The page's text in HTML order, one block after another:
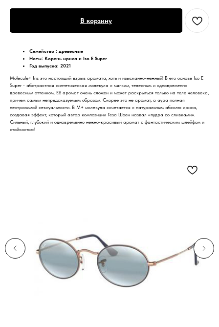
В корзину
Семейство : древесные
Ноты: Корень ириса и Iso E Super
Год выпуска: 2021
Molecule+ Iris это настоящий взрыв аромата, хоть и изысканно-нежный! В его основе Iso E
Super - абстрактная синтетическая молекула с мягким, телесным и одновременно
древесным оттенком. Её аромат очень сложен и может раскрыться только на теле человека,
причём самым непредсказуемым образом. Скорее это не аромат, а аура полная
неотразимой сексуальности. В M+ молекула сочетается с натуральным абсолю ириса,
создавая эффект, который автор композиции Геза Шоен назвал «пудра со сливками».
Сильный, глубокий и одновременно нежно-красивый аромат с фантастическим шлейфом и
стойкостью!